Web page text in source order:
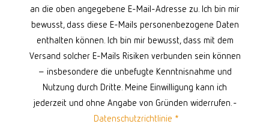
an die oben angegebene E-Mail-Adresse zu. Ich bin mir
bewusst, dass diese E-Mails personenbezogene Daten
enthalten können. Ich bin mir bewusst, dass mit dem
Versand solcher E-Mails Risiken verbunden sein können
– insbesondere die unbefugte Kenntnisnahme und
Nutzung durch Dritte. Meine Einwilligung kann ich
jederzeit und ohne Angabe von Gründen widerrufen. -
Datenschutzrichtlinie *